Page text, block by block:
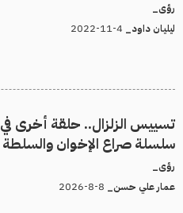
رؤى_
ليليان داود_
تسييس الزلزال.. حلقة أخرى في
سلسلة صراع الإخوان والسلطة
رؤى_
عمار علي حسن_